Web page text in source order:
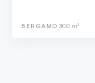
BERGAMO 300 m²